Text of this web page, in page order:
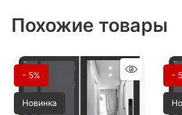
Похожие товары
- 5%
Новинка
-